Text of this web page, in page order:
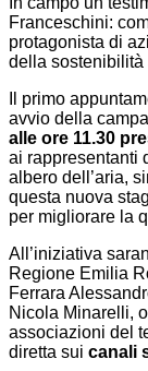
Franceschini:
protagonista di
della
Il primo
avvio della
alle ore 11.30
ai rappresentanti
albero dell’aria,
questa nuova
per migliorare la
All’iniziativa
Regione Emilia
Ferrara
Nicola Minarelli,
associazioni del
diretta sui canali